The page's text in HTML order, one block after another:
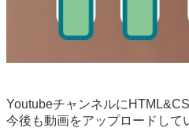
Youtubeチャンネルに
今後も動画をアップロードして